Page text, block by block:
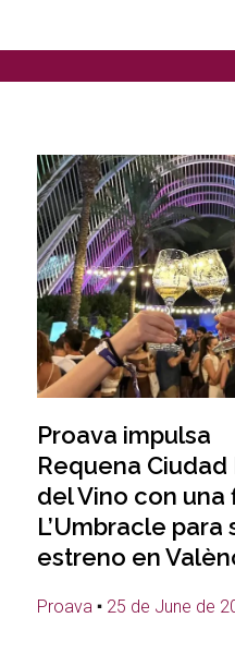
Proava impulsa
Requena Ciudad
del Vino con una
L’Umbracle para
estreno en
Proava 25 de June de